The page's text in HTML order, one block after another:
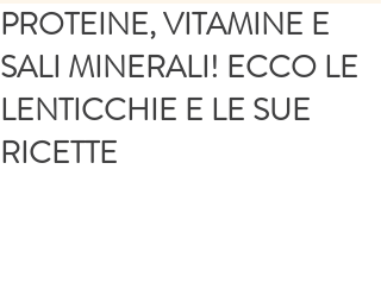
PROTEINE, VITAMINE E
SALI MINERALI! ECCO LE
LENTICCHIE E LE SUE
RICETTE